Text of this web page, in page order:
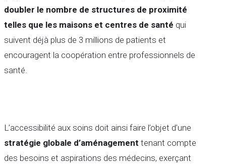
doubler le nombre de structures de proximité
telles que les maisons et centres de santé qui
suivent déjà plus de 3 millions de patients et
encouragent la coopération entre professionnels de
santé.
L’accessibilité aux soins doit ainsi faire l’objet d’une
stratégie globale d’aménagement tenant compte
des besoins et aspirations des médecins, exerçant